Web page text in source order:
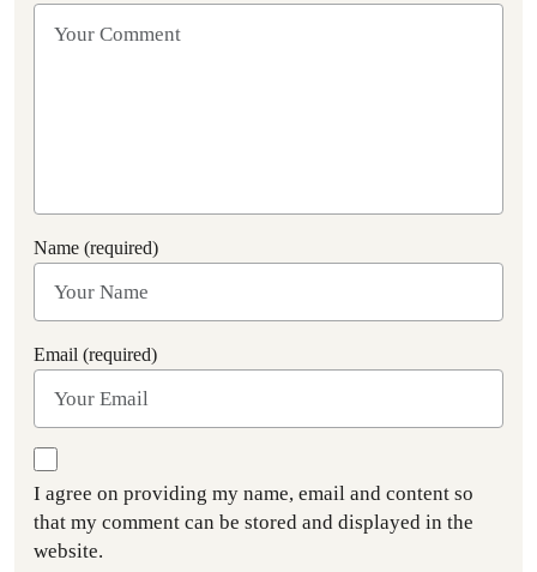
Name (required)
Email (required)
I agree on providing my name, email and content so
that my comment can be stored and displayed in the
website.